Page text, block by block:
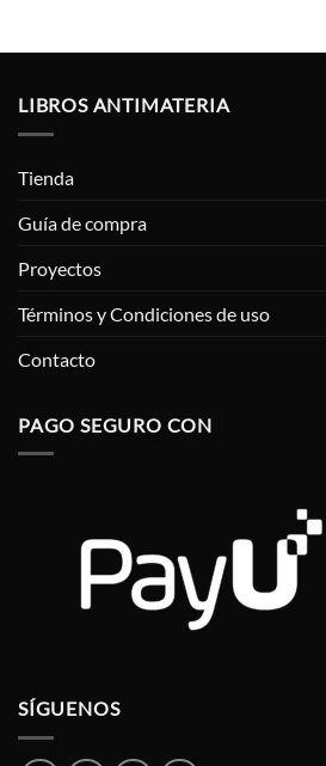
LIBROS ANTIMATERIA
Tienda
Guía de compra
Proyectos
Términos y Condiciones de uso
Contacto
PAGO SEGURO CON
SÍGUENOS